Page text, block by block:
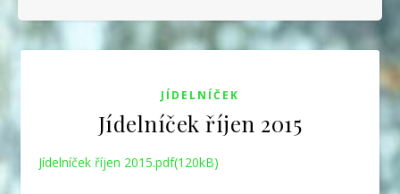
JÍDELNÍČEK
Jídelníček říjen 2015
Jídelníček říjen 2015.pdf(120kB)